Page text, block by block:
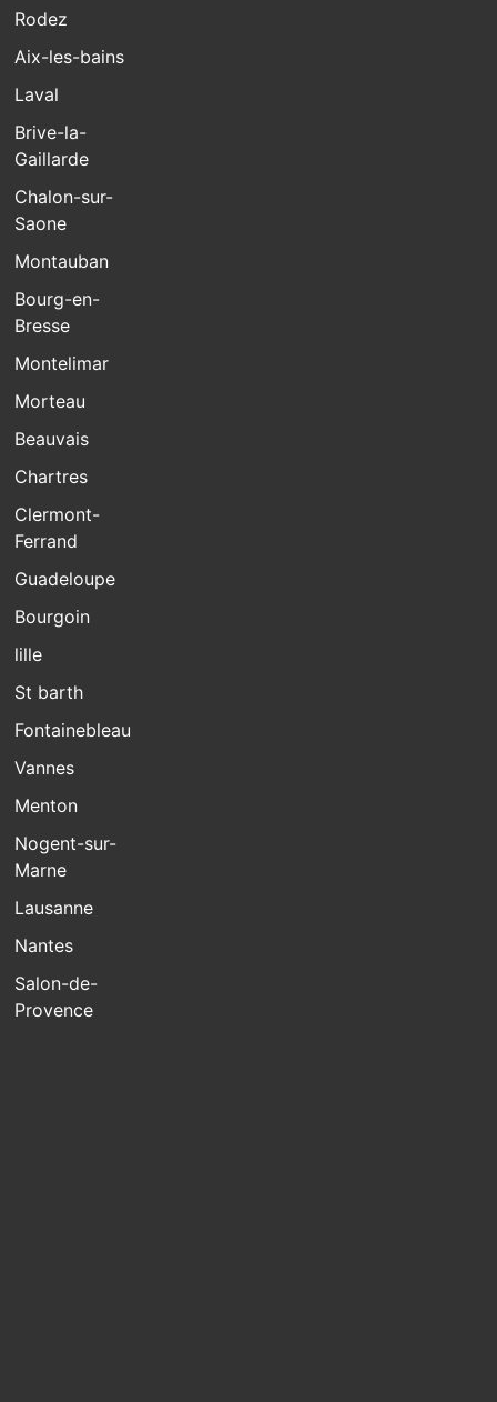
Rodez
Aix-les-bains
Laval
Brive-la-
Gaillarde
Chalon-sur-
Saone
Montauban
Bourg-en-
Bresse
Montelimar
Morteau
Beauvais
Chartres
Clermont-
Ferrand
Guadeloupe
Bourgoin
lille
St barth
Fontainebleau
Vannes
Menton
Nogent-sur-
Marne
Lausanne
Nantes
Salon-de-
Provence